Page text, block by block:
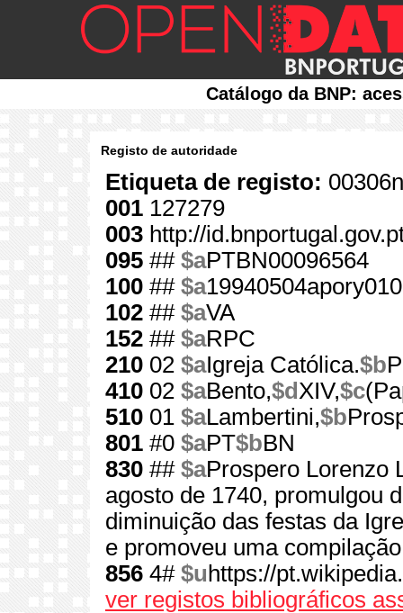
Catálogo da BNP:
Registo de autoridade
Etiqueta de registo:
001 127279
003 http://
095 ## $aPTBN00096564
100 ## $a
102 ## $aVA
152 ## $aRPC
210 02 $aIgreja Católica.$b
410 02 $aBento,$d XIV,$c
510 01 $aLambertini,$b
801 #0 $aPT$bBN
830 ## $aProspero Lorenzo
agosto de 1740, promulgou
diminuição das festas da
e promoveu uma
856 4# $u https://
ver registos bibliográficos